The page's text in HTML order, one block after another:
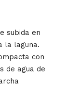
subida en
la laguna.
con
de agua de